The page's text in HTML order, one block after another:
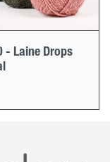
- Laine Drops